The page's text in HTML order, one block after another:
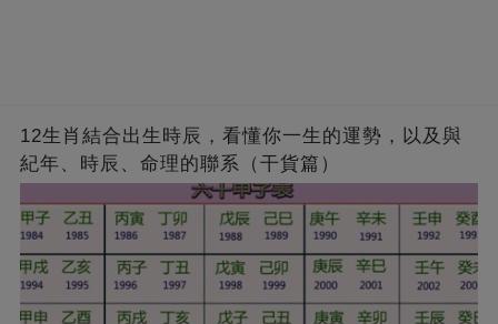
12生肖結合出生時辰，看懂你一生的運勢，以及與
紀年、時辰、命理的聯系（干貨篇）